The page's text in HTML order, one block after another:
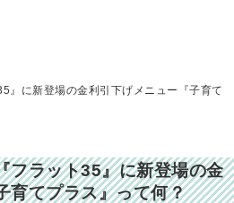
』に新登場の金利引下げメニュー『子育て
フラット35』に新登場の金
育てプラス』って何？